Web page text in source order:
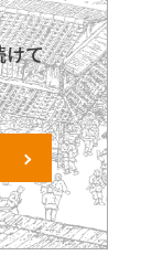
けて